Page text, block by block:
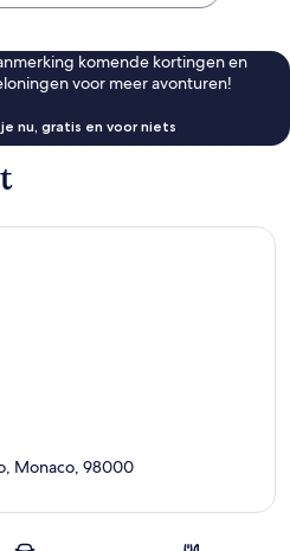
komende kortingen en
voor meer avonturen!
nu, gratis en voor niets
Monaco, 98000